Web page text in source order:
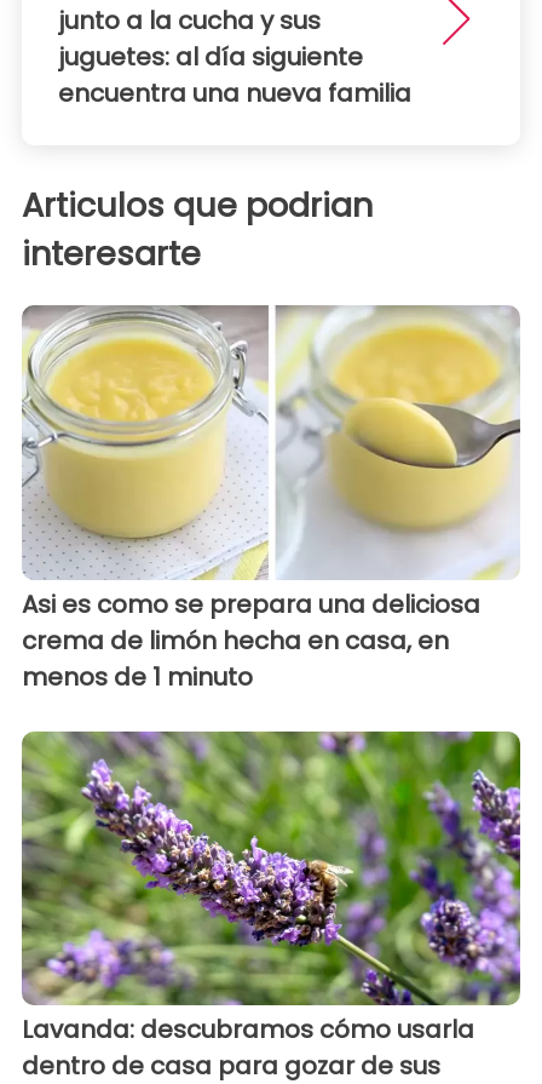
junto a la cucha y sus
juguetes: al día siguiente
encuentra una nueva familia
Articulos que podrian
interesarte
Asi es como se prepara una deliciosa
crema de limón hecha en casa, en
menos de 1 minuto
Lavanda: descubramos cómo usarla
dentro de casa para gozar de sus